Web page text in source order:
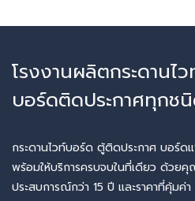
โรงงานผลิตกระดานไ
บอร์ดติดประกาศทุกช
กระดานไวท์บอร์ด ตู้ติดประกาศ บอร์
พร้อมให้บริการครบจบในที่เดียว ด้วย
ประสบการณ์กว่า 15 ปี และราคาที่คุ้มค่